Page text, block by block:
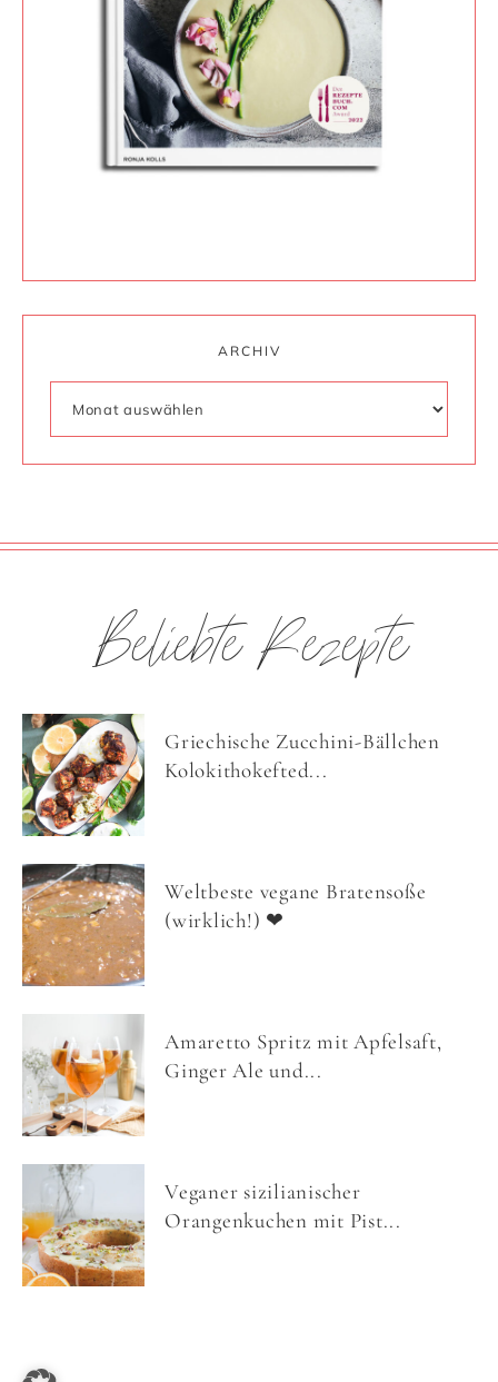
ARCHIV
Beliebte Rezepte
Griechische Zucchini-Bällchen
Kolokithokefted...
Weltbeste vegane Bratensoße
(wirklich!) ❤
Amaretto Spritz mit Apfelsaft,
Ginger Ale und...
Veganer sizilianischer
Orangenkuchen mit Pist...